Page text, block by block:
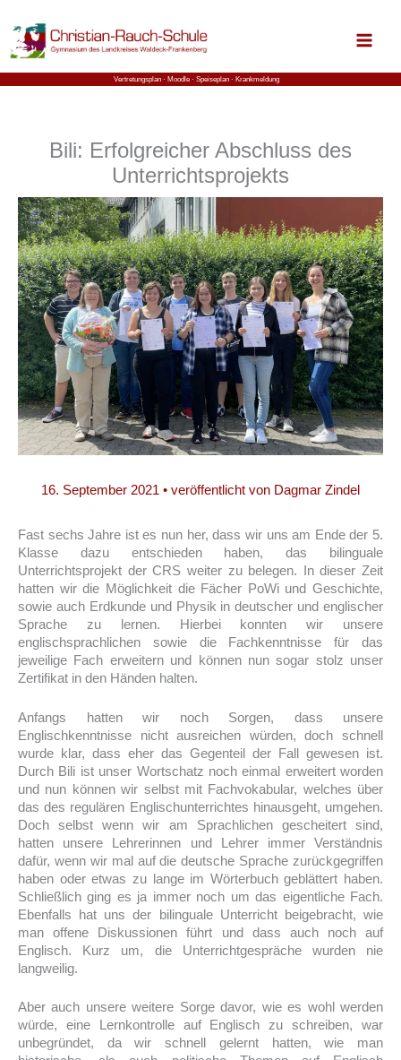
Inhalt
springen
Vertretungsplan ⋅ Moodle ⋅ Speiseplan ⋅ Krankmeldung
Bili: Erfolgreicher Abschluss des
Unterrichtsprojekts
16. September 2021 • veröffentlicht von Dagmar Zindel
Fast sechs Jahre ist es nun her, dass wir uns am Ende der 5.
Klasse dazu entschieden haben, das bilinguale
Unterrichtsprojekt der CRS weiter zu belegen. In dieser Zeit
hatten wir die Möglichkeit die Fächer PoWi und Geschichte,
sowie auch Erdkunde und Physik in deutscher und englischer
Sprache zu lernen. Hierbei konnten wir unsere
englischsprachlichen sowie die Fachkenntnisse für das
jeweilige Fach erweitern und können nun sogar stolz unser
Zertifikat in den Händen halten.
Anfangs hatten wir noch Sorgen, dass unsere
Englischkenntnisse nicht ausreichen würden, doch schnell
wurde klar, dass eher das Gegenteil der Fall gewesen ist.
Durch Bili ist unser Wortschatz noch einmal erweitert worden
und nun können wir selbst mit Fachvokabular, welches über
das des regulären Englischunterrichtes hinausgeht, umgehen.
Doch selbst wenn wir am Sprachlichen gescheitert sind,
hatten unsere Lehrerinnen und Lehrer immer Verständnis
dafür, wenn wir mal auf die deutsche Sprache zurückgegriffen
haben oder etwas zu lange im Wörterbuch geblättert haben.
Schließlich ging es ja immer noch um das eigentliche Fach.
Ebenfalls hat uns der bilinguale Unterricht beigebracht, wie
man offene Diskussionen führt und dass auch noch auf
Englisch. Kurz um, die Unterrichtgespräche wurden nie
langweilig.
Aber auch unsere weitere Sorge davor, wie es wohl werden
würde, eine Lernkontrolle auf Englisch zu schreiben, war
unbegründet, da wir schnell gelernt hatten, wie man